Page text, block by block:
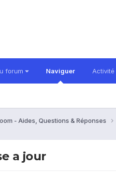
forum Naviguer Activité
- Aides, Questions & Réponses
a jour